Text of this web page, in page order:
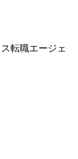
転職エージェ